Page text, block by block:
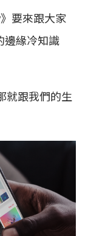
要來跟大家
邊緣冷知識
就跟我們的生